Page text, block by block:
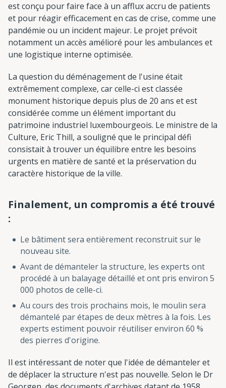
est conçu pour faire face à un afflux accru de patients
et pour réagir efficacement en cas de crise, comme une
pandémie ou un incident majeur. Le projet prévoit
notamment un accès amélioré pour les ambulances et
une logistique interne optimisée.
La question du déménagement de l'usine était
extrêmement complexe, car celle-ci est classée
monument historique depuis plus de 20 ans et est
considérée comme un élément important du
patrimoine industriel luxembourgeois. Le ministre de la
Culture, Eric Thill, a souligné que le principal défi
consistait à trouver un équilibre entre les besoins
urgents en matière de santé et la préservation du
caractère historique de la ville.
Finalement, un compromis a été trouvé
:
Le bâtiment sera entièrement reconstruit sur le
nouveau site.
Avant de démanteler la structure, les experts ont
procédé à un balayage détaillé et ont pris environ 5
000 photos de celle-ci.
Au cours des trois prochains mois, le moulin sera
démantelé par étapes de deux mètres à la fois. Les
experts estiment pouvoir réutiliser environ 60 %
des pierres d'origine.
Il est intéressant de noter que l'idée de démanteler et
de déplacer la structure n'est pas nouvelle. Selon le Dr